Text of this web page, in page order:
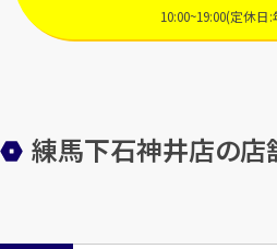
10:00~19:00(定休日
練馬下石神井店の店